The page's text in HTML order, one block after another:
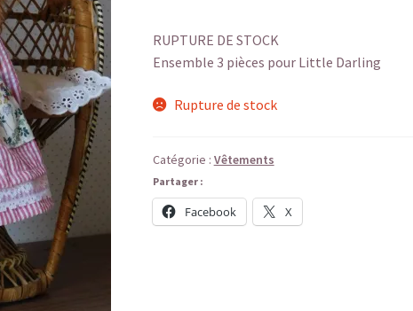
RUPTURE DE STOCK
Ensemble 3 pièces pour Little Darling
Rupture de stock
Catégorie : Vêtements
Partager :
Facebook X